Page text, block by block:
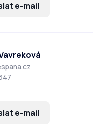
e-mail
e-mail